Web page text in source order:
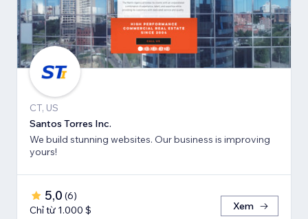
CT, US
Santos Torres Inc.
We build stunning websites. Our business is improving
yours!
5,0 (6)
Chỉ từ 1.000 $
Xem